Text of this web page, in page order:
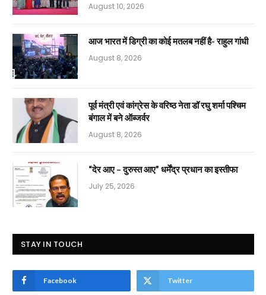
August 10, 2026
आज भारत में डिग्री का कोई मतलब नहीं है- राहुल गांधी
August 8, 2026
पूर्व मंत्री एवं कांग्रेस के वरिष्ठ नेता डॉ रघु शर्मा पश्चिम
बंगाल में बने ऑब्जर्वर
August 8, 2026
“देर आए – दुरुस्त आए” धर्मेंद्र प्रधान का इस्तीफा
July 25, 2026
STAY IN TOUCH
Facebook Twitter